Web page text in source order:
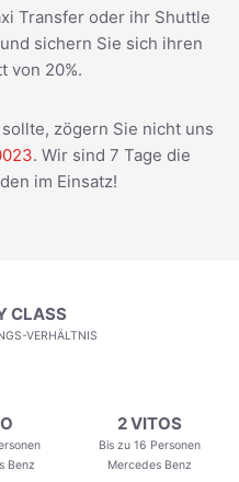
Transfer oder ihr Shuttle
sichern Sie sich ihren
von 20%.
zögern Sie nicht uns
. Wir sind 7 Tage die
im Einsatz!
CLASS
VERHÄLTNIS
Benz
2 VITOS
Bis zu 16 Personen
Mercedes Benz